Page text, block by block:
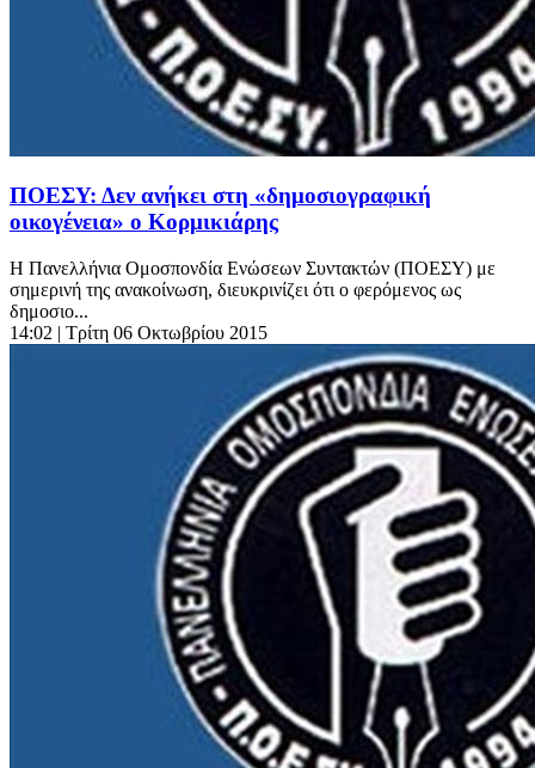
ΠΟΕΣΥ: Δεν ανήκει στη «δημοσιογραφική
οικογένεια» ο Κορμικιάρης
Η Πανελλήνια Ομοσπονδία Ενώσεων Συντακτών (ΠΟΕΣΥ) με
σημερινή της ανακοίνωση, διευκρινίζει ότι ο φερόμενος ως
δημοσιο...
14:02 | Τρίτη 06 Οκτωβρίου 2015